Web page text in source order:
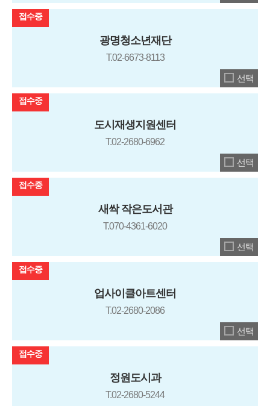
접수중
광명청소년재단
T.02-6673-8113
선택
접수중
도시재생지원센터
T.02-2680-6962
선택
접수중
새싹 작은도서관
T.070-4361-6020
선택
접수중
업사이클아트센터
T.02-2680-2086
선택
접수중
정원도시과
T.02-2680-5244